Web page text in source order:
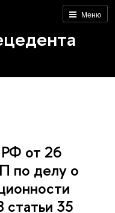
Меню
от 26
по делу о
статьи 35